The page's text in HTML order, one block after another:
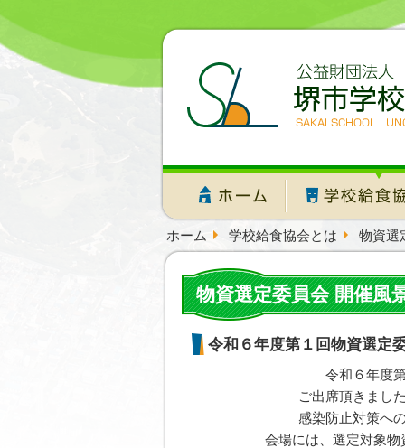
ホーム 学校給食協会とは 物資選
物資選定委員会 開催風
令和６年度第１回物資選定
令和６年度
ご出席頂きまし
感染防止対策へ
会場には、選定対象